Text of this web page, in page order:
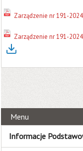
Zarządzenie nr 191-
Zarządzenie nr 191-
Menu
Informacje